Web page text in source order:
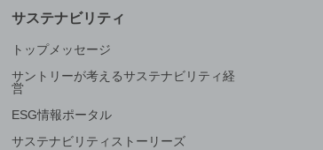
サステナビリティ
トップメッセージ
サントリーが考えるサステナビリティ経
営
ESG情報ポータル
サステナビリティストーリーズ